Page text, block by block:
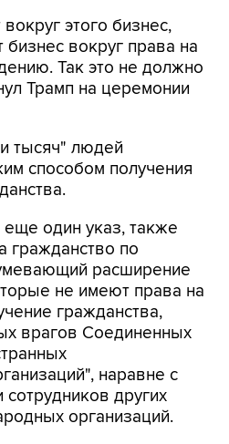
этого бизнес,
вокруг права на
Так это не должно
Трамп на церемонии
тысяч" людей
способом получения
один указ, также
гражданство по
расширение
не имеют права на
гражданства,
врагов Соединенных
наравне с
других
организаций.